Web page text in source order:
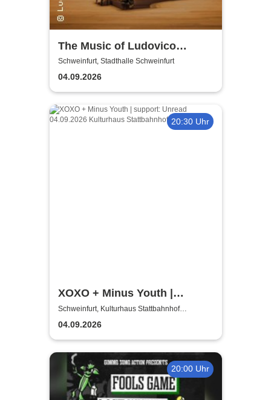
The Music of Ludovico
Einaudi: Tribute-
Klavierkonzert - Ludovico
Einaudi Tribute bei
Kerzenschein
Schweinfurt, Stadthalle Schweinfurt
04.09.2026
20:30 Uhr
XOXO + Minus Youth |
Schweinfurt Hardcore
presents
Schweinfurt, Kulturhaus Stattbahnhof
Schweinfurt
04.09.2026
20:00 Uhr